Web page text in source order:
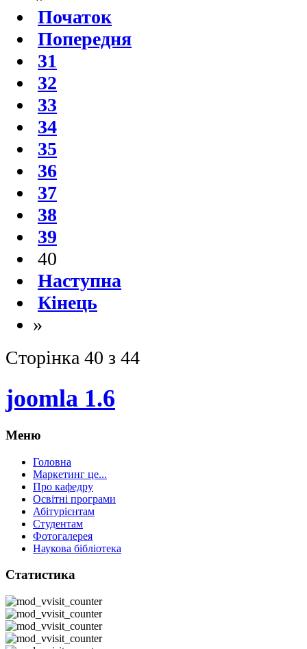
Початок
Попередня
31
32
33
34
35
36
37
38
39
40
Наступна
Кінець
»
Сторінка 40 з 44
joomla 1.6
Меню
Головна
Маркетинг це...
Про кафедру
Освітні програми
Абітурієнтам
Студентам
Фотогалерея
Наукова бібліотека
Статистика